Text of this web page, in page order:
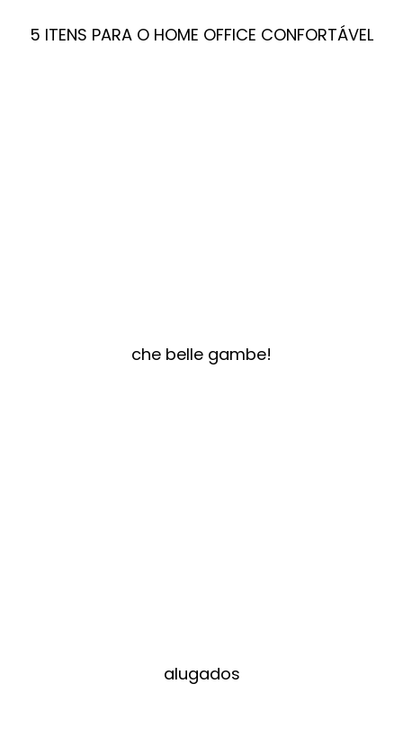
5 ITENS PARA O HOME OFFICE CONFORTÁVEL
che belle gambe!
alugados